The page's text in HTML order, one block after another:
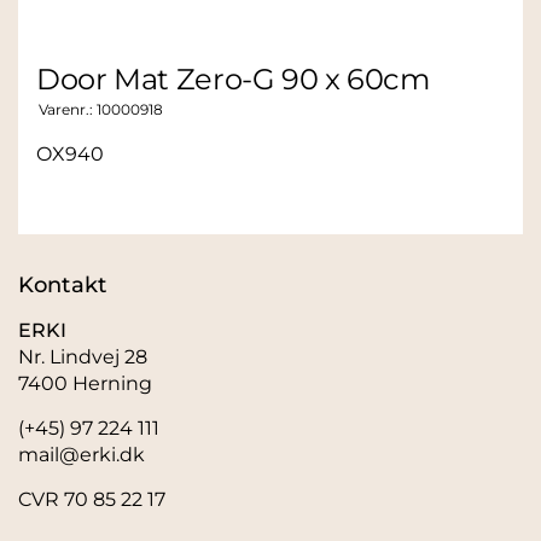
Door Mat Zero-G 90 x 60cm
Varenr.: 10000918
OX940
Kontakt
ERKI
Nr. Lindvej 28
7400 Herning
(+45) 97 224 111
mail@erki.dk
CVR 70 85 22 17